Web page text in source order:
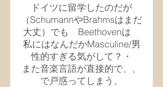
ドイツに留学したのだが
（SchumannやBrahmsはまだ
大丈）でも　Beethovenは
私にはなんだかMasculine/男
性的すぎる気がして？・
また音楽言語が直接的で、、
で戸惑ってしまう、